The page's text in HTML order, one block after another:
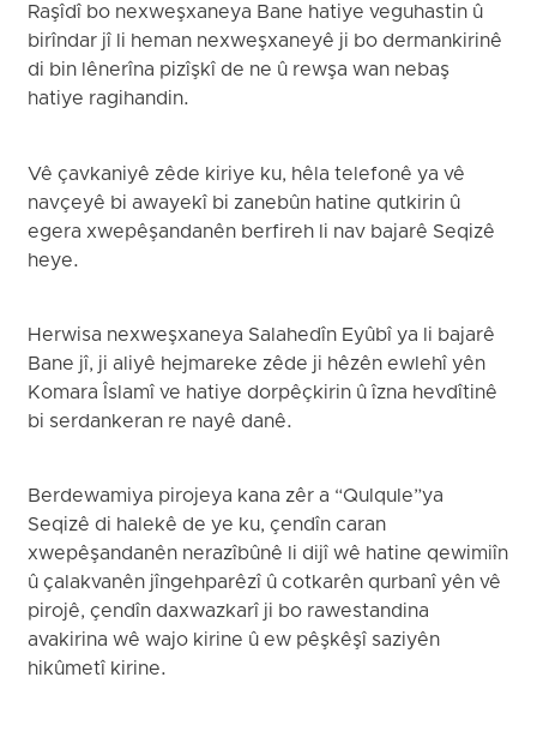
Raşîdî bo nexweşxaneya Bane hatiye veguhastin û
birîndar jî li heman nexweşxaneyê ji bo dermankirinê
di bin lênerîna pizîşkî de ne û rewşa wan nebaş
hatiye ragihandin.
Vê çavkaniyê zêde kiriye ku, hêla telefonê ya vê
navçeyê bi awayekî bi zanebûn hatine qutkirin û
egera xwepêşandanên berfireh li nav bajarê Seqizê
heye.
Herwisa nexweşxaneya Salahedîn Eyûbî ya li bajarê
Bane jî, ji aliyê hejmareke zêde ji hêzên ewlehî yên
Komara Îslamî ve hatiye dorpêçkirin û îzna hevdîtinê
bi serdankeran re nayê danê.
Berdewamiya pirojeya kana zêr a “Qulqule”ya
Seqizê di halekê de ye ku, çendîn caran
xwepêşandanên nerazîbûnê li dijî wê hatine qewimiîn
û çalakvanên jîngehparêzî û cotkarên qurbanî yên vê
pirojê, çendîn daxwazkarî ji bo rawestandina
avakirina wê wajo kirine û ew pêşkêşî saziyên
hikûmetî kirine.